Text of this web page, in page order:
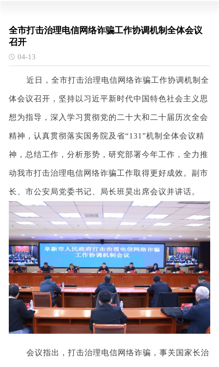
全市打击治理电信网络诈骗工作协调机制全体会议
召开
04-13
近日，全市打击治理电信网络诈骗工作协调机制全
体会议召开，坚持以习近平新时代中国特色社会主义思
想为指导，深入学习贯彻党的二十大和二十届历次全会
精神，认真贯彻落实国务院及省“131”机制全体会议精
神，总结工作，分析形势，研究部署今年工作，全力推
动我市打击治理电信网络诈骗工作取得更好成效。副市
长、市公安局党委书记、局长班昊出席会议并讲话。
会议指出，打击治理电信网络诈骗，事关国家长治